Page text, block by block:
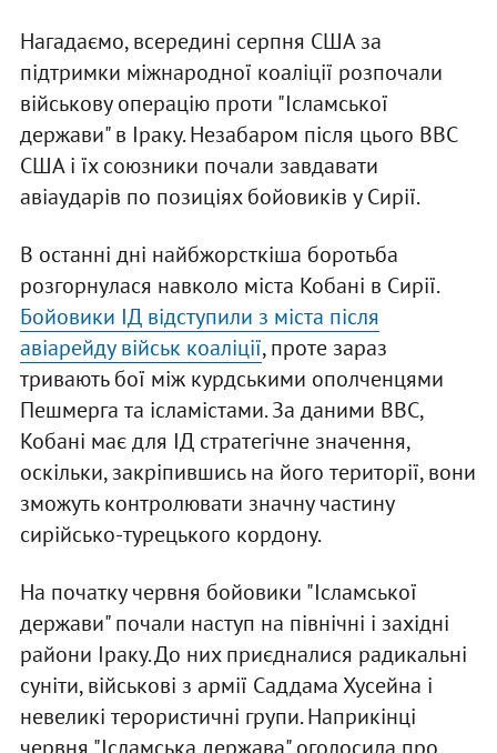
Нагадаємо, всередині серпня США за
підтримки міжнародної коаліції розпочали
військову операцію проти "Ісламської
держави" в Іраку. Незабаром після цього ВВС
США і їх союзники почали завдавати
авіаударів по позиціях бойовиків у Сирії.
В останні дні найбжорсткіша боротьба
розгорнулася навколо міста Кобані в Сирії.
Бойовики ІД відступили з міста після
авіарейду військ коаліції, проте зараз
тривають бої між курдськими ополченцями
Пешмерга та ісламістами. За даними BBC,
Кобані має для ІД стратегічне значення,
оскільки, закріпившись на його території, вони
зможуть контролювати значну частину
сирійсько-турецького кордону.
На початку червня бойовики "Ісламської
держави" почали наступ на північні і західні
райони Іраку. До них приєдналися радикальні
суніти, військові з армії Саддама Хусейна і
невеликі терористичні групи. Наприкінці